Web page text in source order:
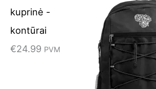
kuprinė -
kontūrai
€24.99 PVM